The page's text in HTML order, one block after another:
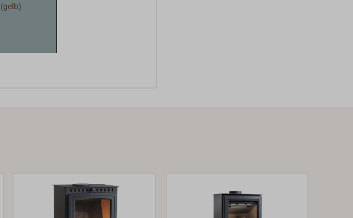
(gelb)